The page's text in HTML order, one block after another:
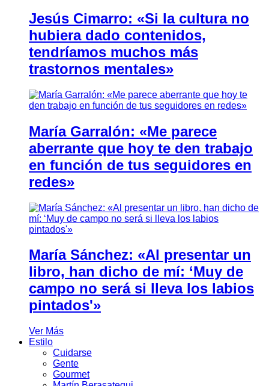
Jesús Cimarro: «Si la cultura no
hubiera dado contenidos,
tendríamos muchos más
trastornos mentales»
María Garralón: «Me parece
aberrante que hoy te den trabajo
en función de tus seguidores en
redes»
María Sánchez: «Al presentar un
libro, han dicho de mí: ‘Muy de
campo no será si lleva los labios
pintados'»
Ver Más
Estilo
Cuidarse
Gente
Gourmet